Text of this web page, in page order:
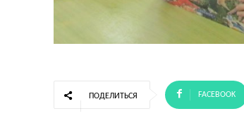
ПОДЕЛИТЬСЯ FACEBOOK